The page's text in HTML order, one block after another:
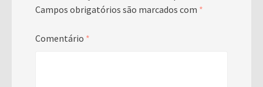
Campos obrigatórios são marcados com *
Comentário *